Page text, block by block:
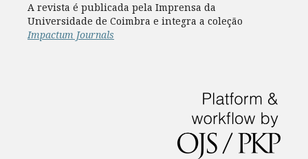
A revista é publicada pela Imprensa da
Universidade de Coimbra e integra a coleção
Impactum Journals